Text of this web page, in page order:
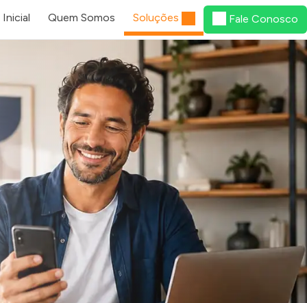
Inicial Quem Somos Soluções Fale Conosco